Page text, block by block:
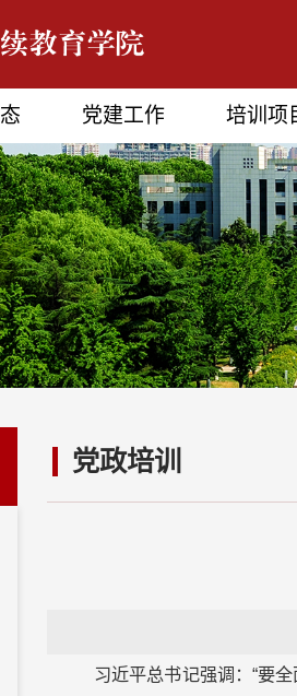
党建工作 培训项
党政培训
习近平总书记强调： “要